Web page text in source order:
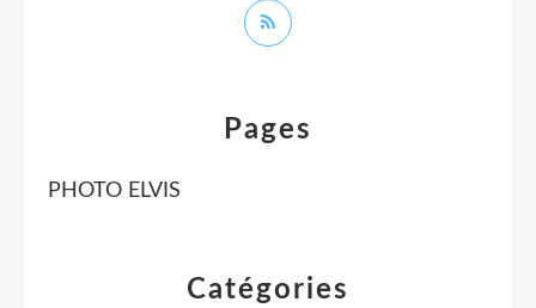
Catégories
Pages
PHOTO ELVIS